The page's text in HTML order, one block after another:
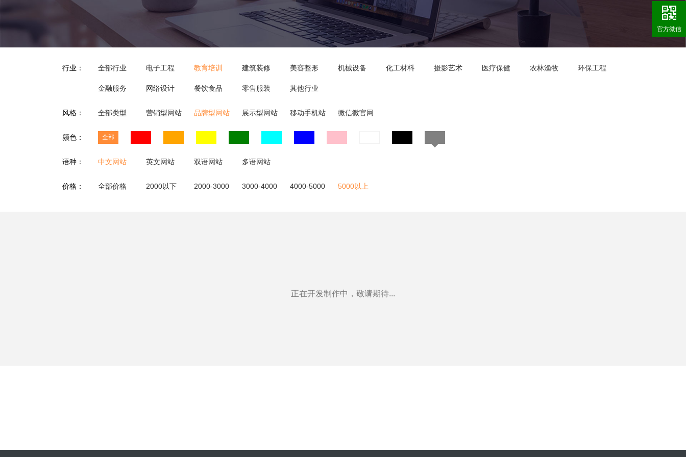
行业： 全部行业 电子工程 教育培训 建筑装修 美容整形 机械设备 化工材料 摄影艺术 医疗保健 农林渔牧 环保工程
金融服务 网络设计 餐饮食品 零售服装 其他行业
风格： 全部类型 营销型网站 品牌型网站 展示型网站 移动手机站 微信微官网
颜色： 全部
语种： 中文网站 英文网站 双语网站 多语网站
价格： 全部价格 2000以下 2000-3000 3000-4000 4000-5000 5000以上
正在开发制作中，敬请期待...
官方微信